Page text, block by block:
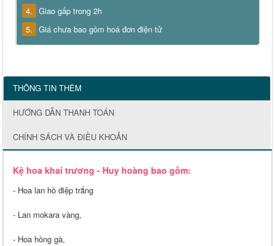
4. Giao gấp trong 2h
5. Giá chưa bao gồm hoá đơn điện tử
THÔNG TIN THÊM
HƯỚNG DẪN THANH TOÁN
CHÍNH SÁCH VÀ ĐIỀU KHOẢN
Kệ hoa khai trương - Huy hoàng bao gồm:
- Hoa lan hồ điệp trắng
- Lan mokara vàng,
- Hoa hồng gà,